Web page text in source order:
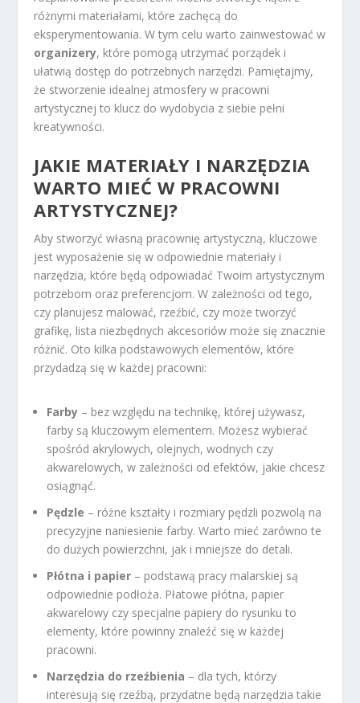
różnymi materiałami, które zachęcą do
eksperymentowania. W tym celu warto zainwestować w
organizery, które pomogą utrzymać porządek i
ułatwią dostęp do potrzebnych narzędzi. Pamiętajmy,
że stworzenie idealnej atmosfery w pracowni
artystycznej to klucz do wydobycia z siebie pełni
kreatywności.
JAKIE MATERIAŁY I NARZĘDZIA
WARTO MIEĆ W PRACOWNI
ARTYSTYCZNEJ?
Aby stworzyć własną pracownię artystyczną, kluczowe
jest wyposażenie się w odpowiednie materiały i
narzędzia, które będą odpowiadać Twoim artystycznym
potrzebom oraz preferencjom. W zależności od tego,
czy planujesz malować, rzeźbić, czy może tworzyć
grafikę, lista niezbędnych akcesoriów może się znacznie
różnić. Oto kilka podstawowych elementów, które
przydadzą się w każdej pracowni:
Farby – bez względu na technikę, której używasz,
farby są kluczowym elementem. Możesz wybierać
spośród akrylowych, olejnych, wodnych czy
akwarelowych, w zależności od efektów, jakie chcesz
osiągnąć.
Pędzle – różne kształty i rozmiary pędzli pozwolą na
precyzyjne naniesienie farby. Warto mieć zarówno te
do dużych powierzchni, jak i mniejsze do detali.
Płótna i papier – podstawą pracy malarskiej są
odpowiednie podłoża. Płatowe płótna, papier
akwarelowy czy specjalne papiery do rysunku to
elementy, które powinny znaleźć się w każdej
pracowni.
Narzędzia do rzeźbienia – dla tych, którzy
interesują się rzeźbą, przydatne będą narzędzia takie